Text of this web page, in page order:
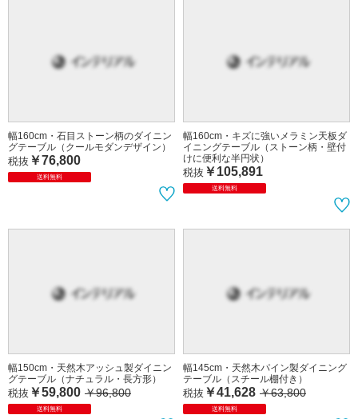
幅160cm・石目ストーン柄のダイニン
グテーブル（クールモダンデザイン）
税抜 ￥76,800
送料無料
幅160cm・キズに強いメラミン天板ダ
イニングテーブル（ストーン柄・壁付
けに便利な半円状）
税抜 ￥105,891
送料無料
幅150cm・天然木アッシュ製ダイニン
グテーブル（ナチュラル・長方形）
税抜 ￥59,800 ￥96,800
送料無料
幅145cm・天然木パイン製ダイニング
テーブル（スチール棚付き）
税抜 ￥41,628 ￥63,800
送料無料